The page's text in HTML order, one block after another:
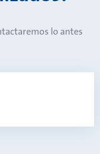
lo antes